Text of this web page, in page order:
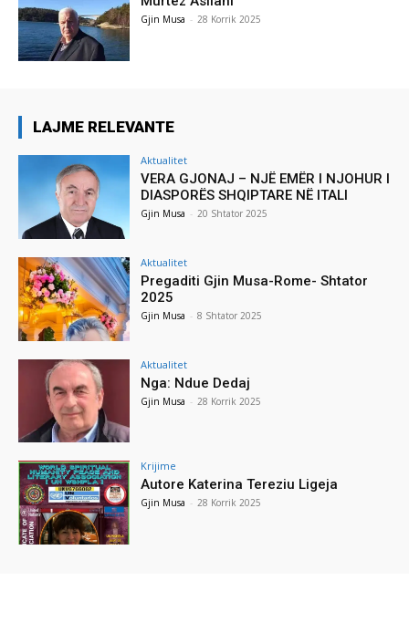
Gjin Musa - 28 Korrik 2025
LAJME RELEVANTE
Aktualitet
VERA GJONAJ – NJË EMËR I NJOHUR I
DIASPORËS SHQIPTARE NË ITALI
Gjin Musa - 20 Shtator 2025
Aktualitet
Pregaditi Gjin Musa-Rome- Shtator
2025
Gjin Musa - 8 Shtator 2025
Aktualitet
Nga: Ndue Dedaj
Gjin Musa - 28 Korrik 2025
Krijime
Autore Katerina Tereziu Ligeja
Gjin Musa - 28 Korrik 2025